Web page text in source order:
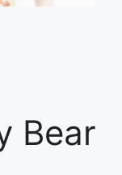
Bear